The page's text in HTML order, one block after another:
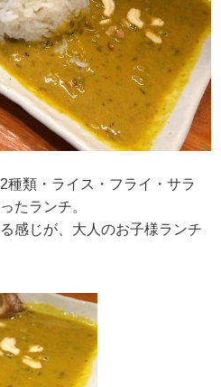
種類・ライス・フライ・サラ
たランチ。
感じが、大人のお子様ランチ